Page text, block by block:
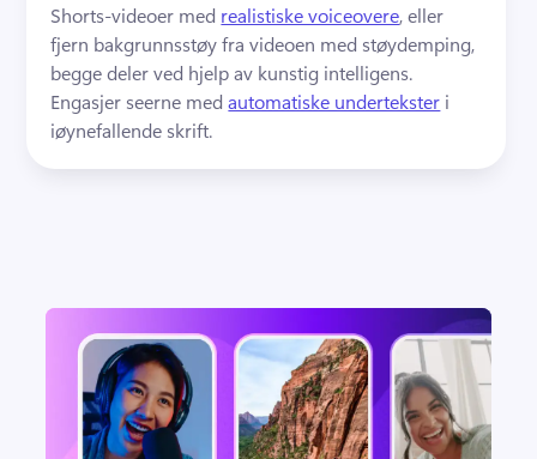
Shorts-videoer med realistiske voiceovere, eller
fjern bakgrunnsstøy fra videoen med støydemping,
Engasjer seerne med automatiske undertekster i
iøynefallende skrift.